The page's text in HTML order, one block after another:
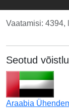
Vaatamisi: 4394,
Seotud
Araabia